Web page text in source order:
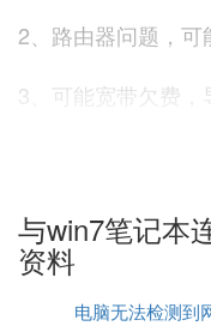
2、路由器问题，可
3、可能宽带欠费，
4、WiFi名字包含
5、电脑系统问题
上了WiFi却无法上网
与win7笔记本
资料
电脑无法检测到